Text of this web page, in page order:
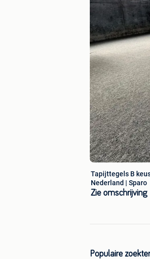
Tapijttegels B
Nederland | Sparo
Zie omschrijving
Populaire